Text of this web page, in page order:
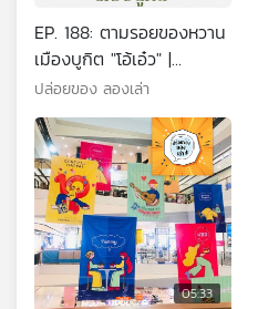
EP. 188: ตามรอยของหวาน
เมืองบูกิต "โอ้เอ๋ว" |
มหาวิทยาลัยราชภัฏภูเก็ต
ปล่อยของ ลองเล่า
05:33